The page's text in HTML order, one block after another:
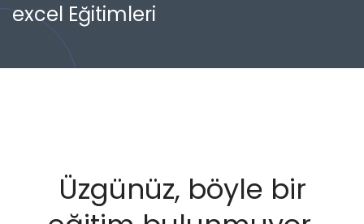
excel Eğitimleri
Üzgünüz, böyle bir